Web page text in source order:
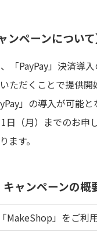
ンペーンについて
「PayPay」決済導
ただくことで提供
」の導入が可能と
（月）までのお申
ます。
ャンペーンの概
「MakeShop」をご利